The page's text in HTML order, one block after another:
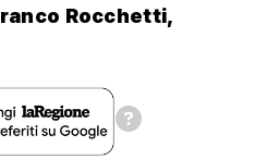
Rocchetti,